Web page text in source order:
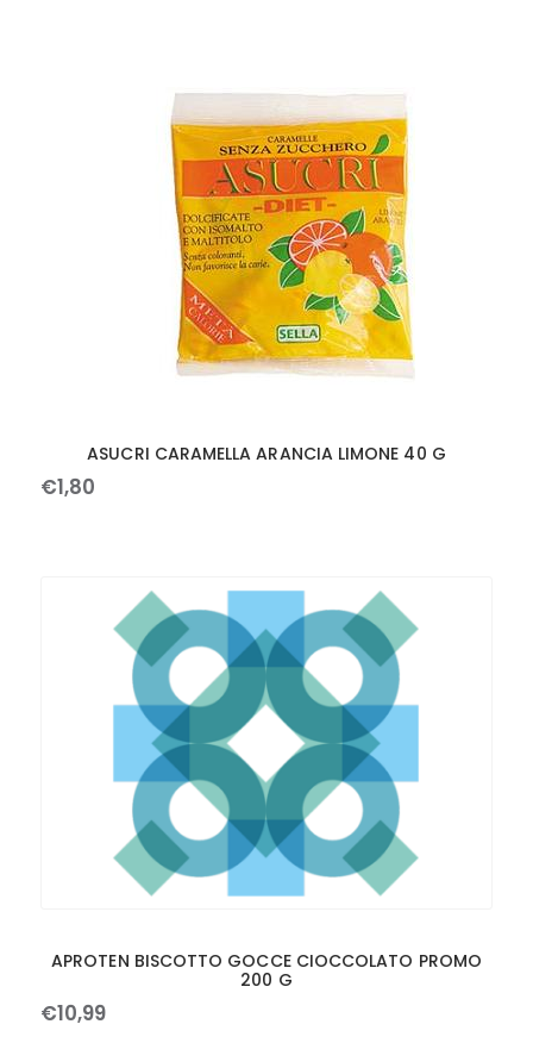
ASUCRI CARAMELLA ARANCIA LIMONE 40 G
€1,80
APROTEN BISCOTTO GOCCE CIOCCOLATO PROMO
200 G
€10,99